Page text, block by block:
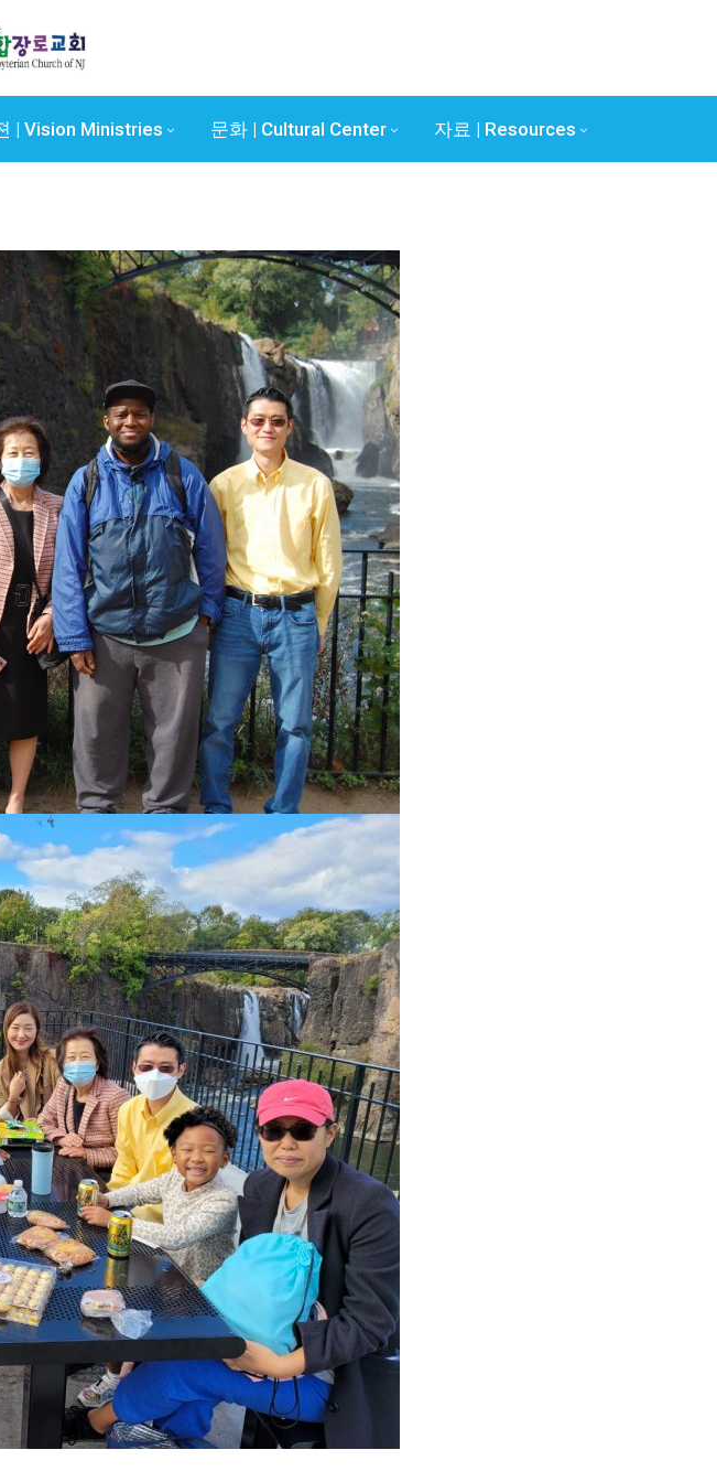
| Vision Ministries 문화 | Cultural Center 자료 | Resources